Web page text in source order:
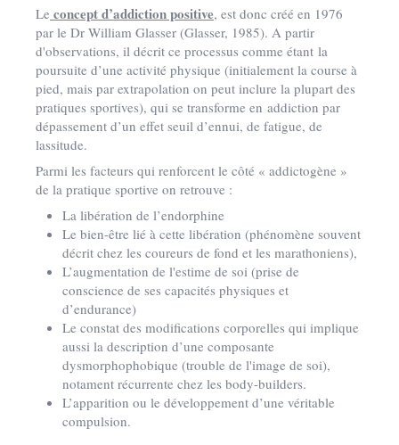
Le concept d’addiction positive, est donc créé en 1976
par le Dr William Glasser (Glasser, 1985). A partir
d'observations, il décrit ce processus comme étant la
poursuite d’une activité physique (initialement la course à
pied, mais par extrapolation on peut inclure la plupart des
pratiques sportives), qui se transforme en addiction par
dépassement d’un effet seuil d’ennui, de fatigue, de
lassitude.
Parmi les facteurs qui renforcent le côté « addictogène »
de la pratique sportive on retrouve :
La libération de l’endorphine
Le bien-être lié à cette libération (phénomène souvent
décrit chez les coureurs de fond et les marathoniens),
L’augmentation de l'estime de soi (prise de
conscience de ses capacités physiques et
d’endurance)
Le constat des modifications corporelles qui implique
aussi la description d’une composante
dysmorphophobique (trouble de l'image de soi),
notament récurrente chez les body-builders.
L’apparition ou le développement d’une véritable
compulsion.